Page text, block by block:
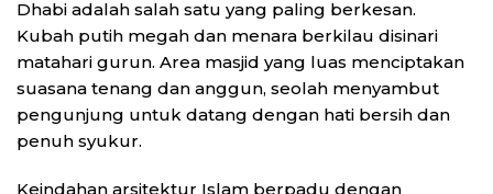
Dhabi adalah salah satu yang paling berkesan.
Kubah putih megah dan menara berkilau disinari
matahari gurun. Area masjid yang luas menciptakan
suasana tenang dan anggun, seolah menyambut
pengunjung untuk datang dengan hati bersih dan
penuh syukur.
Keindahan arsitektur Islam berpadu dengan